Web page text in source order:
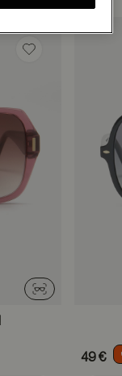
Guardar en
Probador
49 €